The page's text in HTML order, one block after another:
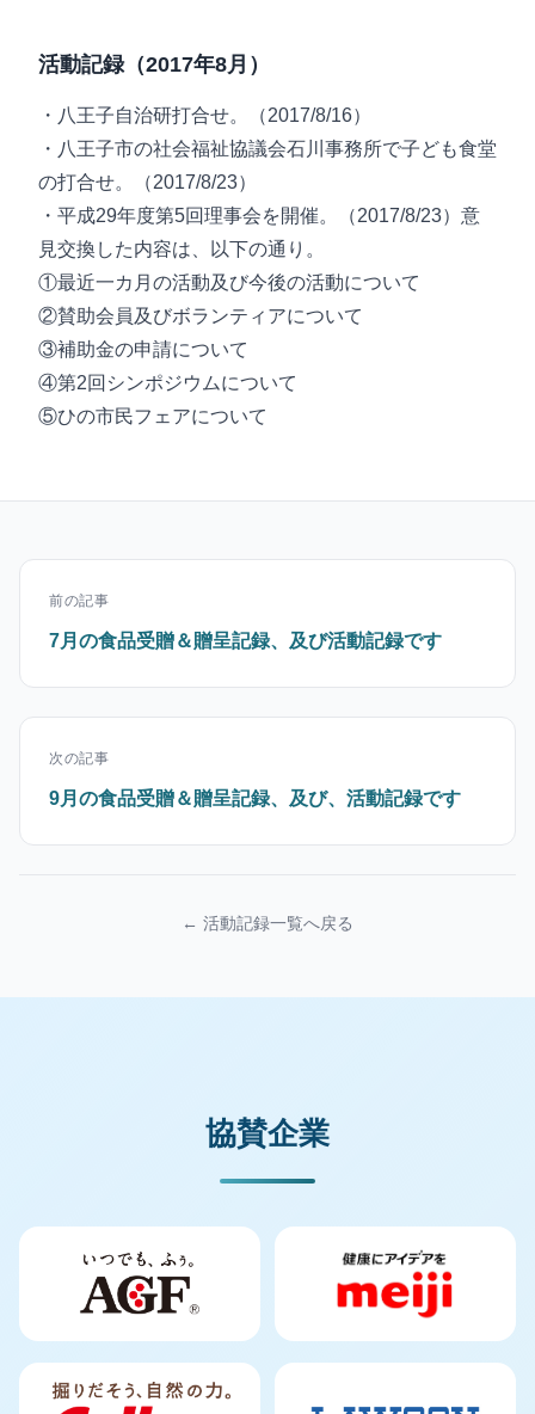
活動記録（2017年8月）
・八王子自治研打合せ。（2017/8/16）
・八王子市の社会福祉協議会石川事務所で子ども食堂
の打合せ。（2017/8/23）
・平成29年度第5回理事会を開催。（2017/8/23）意
見交換した内容は、以下の通り。
①最近一カ月の活動及び今後の活動について
②賛助会員及びボランティアについて
③補助金の申請について
④第2回シンポジウムについて
⑤ひの市民フェアについて
前の記事
7月の食品受贈＆贈呈記録、及び活動記録です
次の記事
9月の食品受贈＆贈呈記録、及び、活動記録です
← 活動記録一覧へ戻る
協賛企業